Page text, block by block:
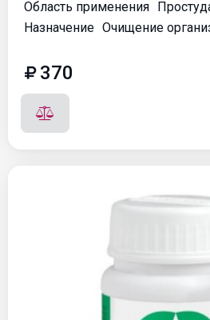
Область применения
Назначение Очищение
370